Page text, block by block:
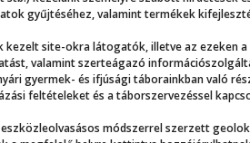
gyűjtéséhez, valamint termékek
kezelt site-okra látogatók, illetve az ezeken
valamint szerteágazó
gyermek- és ifjúsági táborainkban való
feltételeket és a táborszervezéssel
módszerrel szerzett